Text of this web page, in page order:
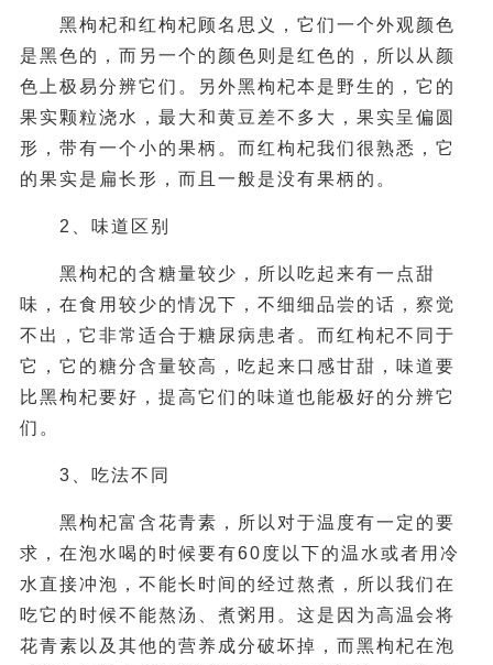
黑枸杞和红枸杞顾名思义，它们一个外观颜色
是黑色的，而另一个的颜色则是红色的，所以从颜
色上极易分辨它们。另外黑枸杞本是野生的，它的
果实颗粒浇水，最大和黄豆差不多大，果实呈偏圆
形，带有一个小的果柄。而红枸杞我们很熟悉，它
的果实是扁长形，而且一般是没有果柄的。
2、味道区别
黑枸杞的含糖量较少，所以吃起来有一点甜
味，在食用较少的情况下，不细细品尝的话，察觉
不出，它非常适合于糖尿病患者。而红枸杞不同于
它，它的糖分含量较高，吃起来口感甘甜，味道要
比黑枸杞要好，提高它们的味道也能极好的分辨它
们。
3、吃法不同
黑枸杞富含花青素，所以对于温度有一定的要
求，在泡水喝的时候要有60度以下的温水或者用冷
水直接冲泡，不能长时间的经过熬煮，所以我们在
吃它的时候不能熬汤、煮粥用。这是因为高温会将
花青素以及其他的营养成分破坏掉，而黑枸杞在泡